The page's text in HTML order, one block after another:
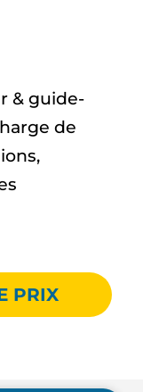
& guide-
de
PRIX